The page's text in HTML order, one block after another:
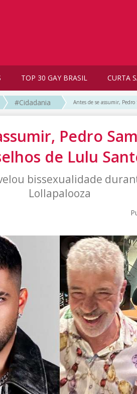
TOP 30 GAY BRASIL CURTA
#Cidadania Antes de se assumir,
Pedro
de Lulu
bissexualidade
Lollapalooza